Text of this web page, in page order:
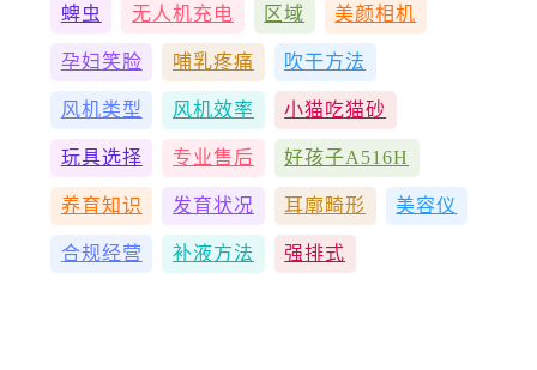
蜱虫 无人机充电 区域 美颜相机
孕妇笑脸 哺乳疼痛 吹干方法
风机类型 风机效率 小猫吃猫砂
玩具选择 专业售后 好孩子A516H
养育知识 发育状况 耳廓畸形 美容仪
合规经营 补液方法 强排式